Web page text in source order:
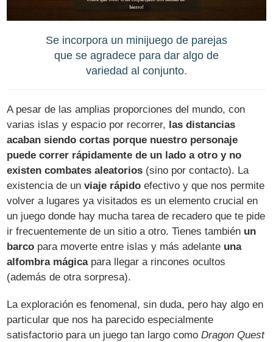
Se incorpora un minijuego de parejas
que se agradece para dar algo de
variedad al conjunto.
A pesar de las amplias proporciones del mundo, con
varias islas y espacio por recorrer, las distancias
acaban siendo cortas porque nuestro personaje
puede correr rápidamente de un lado a otro y no
existen combates aleatorios (sino por contacto). La
existencia de unviaje rápido efectivo y que nos permite
volver a lugares ya visitados es un elemento crucial en
un juego donde hay mucha tarea de recadero que te pide
ir frecuentemente de un sitio a otro. Tienes también un
barco para moverte entre islas y más adelante una
alfombra mágicapara llegar a rincones ocultos
(además de otra sorpresa).
La exploración es fenomenal, sin duda, pero hay algo en
particular que nos ha parecido especialmente
satisfactorio para un juego tan largo comoDragon Quest